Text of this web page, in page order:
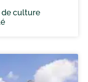
de culture